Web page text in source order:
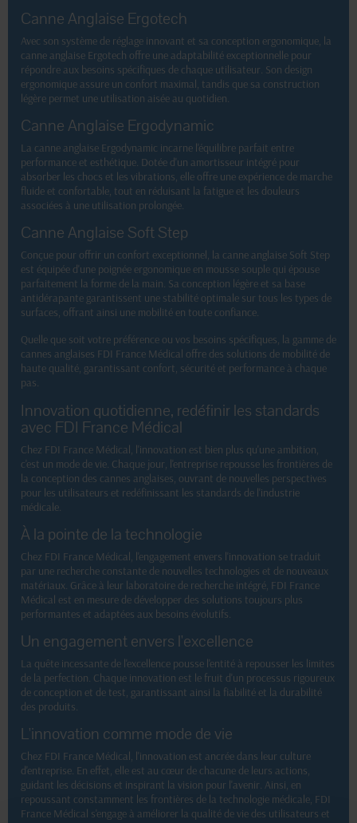
Canne Anglaise Ergotech
Avec son système de réglage innovant et sa conception ergonomique, la
canne anglaise Ergotech offre une adaptabilité exceptionnelle pour
répondre aux besoins spécifiques de chaque utilisateur. Son design
ergonomique assure un confort maximal, tandis que sa construction
légère permet une utilisation aisée au quotidien.
Canne Anglaise Ergodynamic
La canne anglaise Ergodynamic incarne l'équilibre parfait entre
performance et esthétique. Dotée d'un amortisseur intégré pour
absorber les chocs et les vibrations, elle offre une expérience de marche
fluide et confortable, tout en réduisant la fatigue et les douleurs
associées à une utilisation prolongée.
Canne Anglaise Soft Step
Conçue pour offrir un confort exceptionnel, la canne anglaise Soft Step
est équipée d'une poignée ergonomique en mousse souple qui épouse
parfaitement la forme de la main. Sa conception légère et sa base
antidérapante garantissent une stabilité optimale sur tous les types de
surfaces, offrant ainsi une mobilité en toute confiance.
Quelle que soit votre préférence ou vos besoins spécifiques, la gamme de
cannes anglaises FDI France Médical offre des solutions de mobilité de
haute qualité, garantissant confort, sécurité et performance à chaque
pas.
Innovation quotidienne, redéfinir les standards
avec FDI France Médical
Chez FDI France Médical, l'innovation est bien plus qu'une ambition,
c'est un mode de vie. Chaque jour, l'entreprise repousse les frontières de
la conception des cannes anglaises, ouvrant de nouvelles perspectives
pour les utilisateurs et redéfinissant les standards de l'industrie
médicale.
À la pointe de la technologie
Chez FDI France Médical, l'engagement envers l'innovation se traduit
par une recherche constante de nouvelles technologies et de nouveaux
matériaux. Grâce à leur laboratoire de recherche intégré, FDI France
Médical est en mesure de développer des solutions toujours plus
performantes et adaptées aux besoins évolutifs.
Un engagement envers l'excellence
La quête incessante de l'excellence pousse l'entité à repousser les limites
de la perfection. Chaque innovation est le fruit d'un processus rigoureux
de conception et de test, garantissant ainsi la fiabilité et la durabilité
des produits.
L'innovation comme mode de vie
Chez FDI France Médical, l'innovation est ancrée dans leur culture
d'entreprise. En effet, elle est au cœur de chacune de leurs actions,
guidant les décisions et inspirant la vision pour l'avenir. Ainsi, en
repoussant constamment les frontières de la technologie médicale, FDI
France Médical s'engage à améliorer la qualité de vie des utilisateurs et